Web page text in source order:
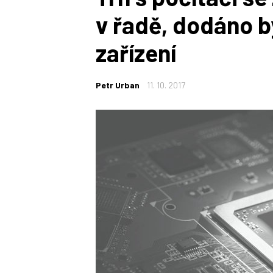
v řadě, dodáno
zařízení
Petr Urban 11. 10. 2017